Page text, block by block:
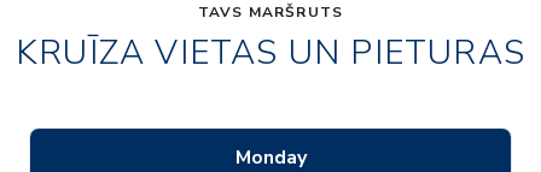
TAVS MARŠRUTS
KRUĪZA VIETAS UN PIETURAS
Monday